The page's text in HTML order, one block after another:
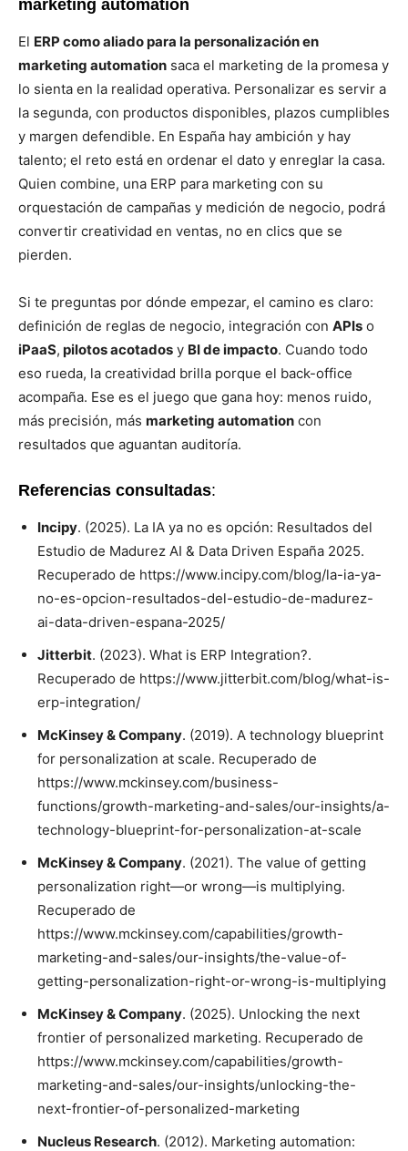
marketing automation
El ERP como aliado para la personalización en
marketing automation saca el marketing de la promesa y
lo sienta en la realidad operativa. Personalizar es servir a
la segunda, con productos disponibles, plazos cumplibles
y margen defendible. En España hay ambición y hay
talento; el reto está en ordenar el dato y enreglar la casa.
Quien combine, una ERP para marketing con su
orquestación de campañas y medición de negocio, podrá
convertir creatividad en ventas, no en clics que se
pierden.
Si te preguntas por dónde empezar, el camino es claro:
definición de reglas de negocio, integración con APIs o
iPaaS, pilotos acotados y BI de impacto. Cuando todo
eso rueda, la creatividad brilla porque el back-office
acompaña. Ese es el juego que gana hoy: menos ruido,
más precisión, más marketing automation con
resultados que aguantan auditoría.
Referencias consultadas:
Incipy. (2025). La IA ya no es opción: Resultados del
Estudio de Madurez AI & Data Driven España 2025.
Recuperado de https://www.incipy.com/blog/la-ia-ya-
no-es-opcion-resultados-del-estudio-de-madurez-
ai-data-driven-espana-2025/
Jitterbit. (2023). What is ERP Integration?.
Recuperado de https://www.jitterbit.com/blog/what-is-
erp-integration/
McKinsey & Company. (2019). A technology blueprint
for personalization at scale. Recuperado de
https://www.mckinsey.com/business-
functions/growth-marketing-and-sales/our-insights/a-
technology-blueprint-for-personalization-at-scale
McKinsey & Company. (2021). The value of getting
personalization right—or wrong—is multiplying.
Recuperado de
https://www.mckinsey.com/capabilities/growth-
marketing-and-sales/our-insights/the-value-of-
getting-personalization-right-or-wrong-is-multiplying
McKinsey & Company. (2025). Unlocking the next
frontier of personalized marketing. Recuperado de
https://www.mckinsey.com/capabilities/growth-
marketing-and-sales/our-insights/unlocking-the-
next-frontier-of-personalized-marketing
Nucleus Research. (2012). Marketing automation: